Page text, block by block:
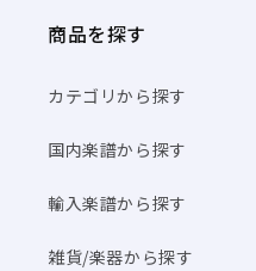
商品を探す
カテゴリから探す
国内楽譜から探す
輸入楽譜から探す
雑貨/楽器から探す